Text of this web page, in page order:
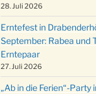
28. Juli 2026
Erntefest in
September: Rabea und
Erntepaar
27. Juli 2026
„Ab in die Ferien“-